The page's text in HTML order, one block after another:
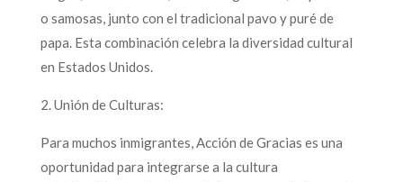
o samosas, junto con el tradicional pavo y puré de
papa. Esta combinación celebra la diversidad cultural
en Estados Unidos.
2. Unión de Culturas:
Para muchos inmigrantes, Acción de Gracias es una
oportunidad para integrarse a la cultura